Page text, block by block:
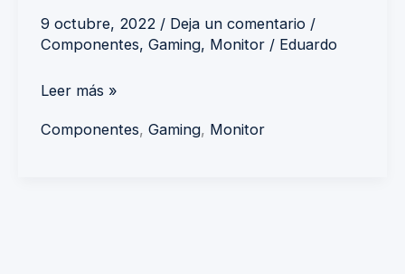
9 octubre, 2022 / Deja un comentario /
Componentes, Gaming, Monitor/ Eduardo
Leer más »
Componentes, Gaming, Monitor